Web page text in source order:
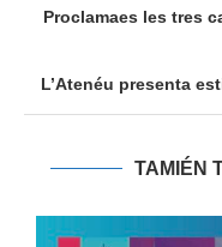
Proclamaes les tres
L’Atenéu presenta
TAMIÉN